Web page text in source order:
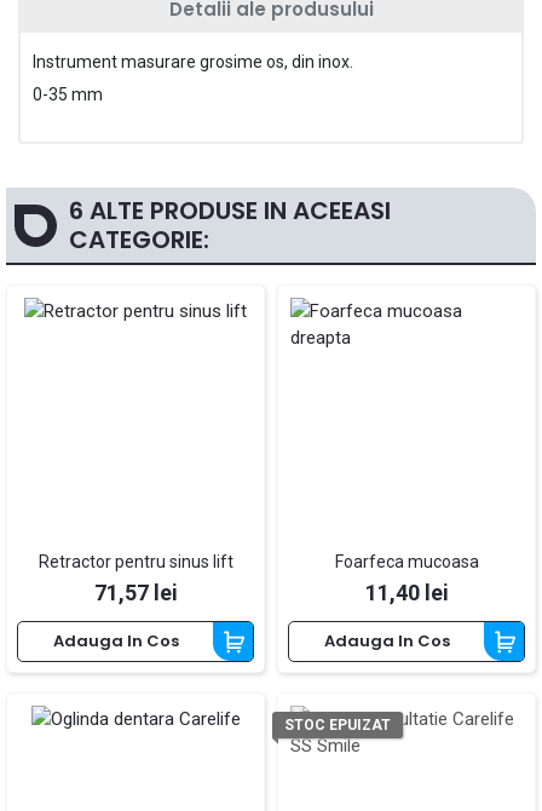
Detalii ale produsului
Instrument masurare grosime os, din inox.
0-35 mm
6 ALTE PRODUSE IN ACEEASI
CATEGORIE:
Retractor pentru sinus lift
Pret
71,57 lei
Adauga In Cos
Foarfeca mucoasa
Pret
11,40 lei
Adauga In Cos
STOC EPUIZAT